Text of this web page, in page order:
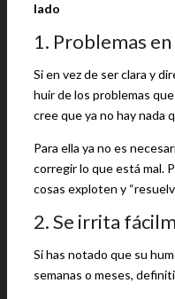
lado
1. Problemas
Si en vez de ser clara y
huir de los problemas
cree que ya no hay nada
Para ella ya no es
corregir lo que está mal.
cosas exploten y
2. Se irrita
Si has notado que su
semanas o meses,